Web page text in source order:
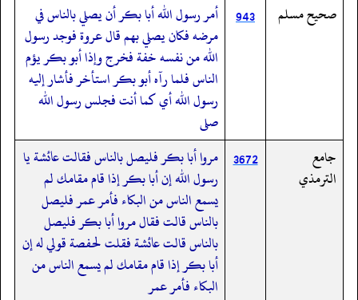
صحيح مسلم
943
أمر رسول الله أبا بكر أن يصلي بالناس في
مرضه فكان يصلي بهم قال عروة فوجد رسول
الله من نفسه خفة فخرج وإذا أبو بكر يؤم
الناس فلما رآه أبو بكر استأخر فأشار إليه
رسول الله أي كما أنت فجلس رسول الله
صلى
جامع
الترمذي
3672 مروا أبا بكر فليصل بالناس فقالت عائشة يا
رسول الله إن أبا بكر إذا قام مقامك لم
يسمع الناس من البكاء فأمر عمر فليصل
بالناس قالت فقال مروا أبا بكر فليصل
بالناس قالت عائشة فقلت لحفصة قولي له إن
أبا بكر إذا قام مقامك لم يسمع الناس من
البكاء فأمر عمر